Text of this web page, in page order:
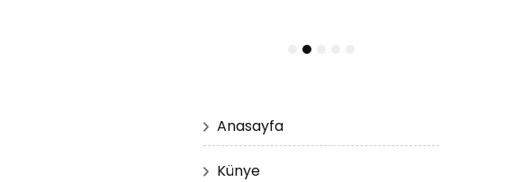
Anasayfa
Künye